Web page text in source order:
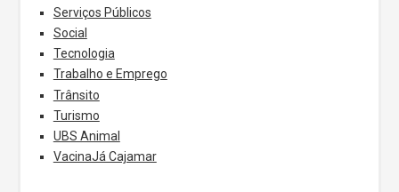
Serviços Públicos
Social
Tecnologia
Trabalho e Emprego
Trânsito
Turismo
UBS Animal
VacinaJá Cajamar